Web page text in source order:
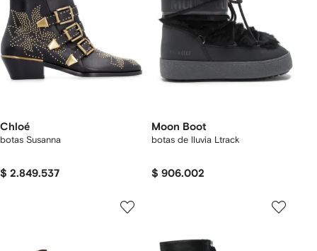
Chloé
botas Susanna
$ 2.849.537
Moon Boot
botas de lluvia Ltrack
$ 906.002